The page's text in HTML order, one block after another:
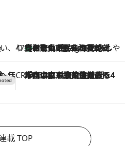
47都道府県の手みやげ ひんやりスイーツで夏を満喫
11 Hours Ago
【和歌山県】この夏絶対食べたい 冷やしておいしいおやつ3選 みかんがごろっと丸ごと入ったジュレ
へ
験 CREA'S CHOICE
2026.8.7
「立川にも歌舞伎があるんだよ」 片岡仁左衛門・市川中車ら豪華座組みで4年目の立川立飛歌舞伎へ
載 TOP